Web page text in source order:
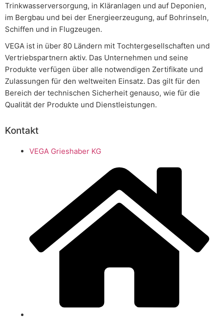
Trinkwasserversorgung, in Kläranlagen und auf Deponien,
im Bergbau und bei der Energieerzeugung, auf Bohrinseln,
Schiffen und in Flugzeugen.
VEGA ist in über 80 Ländern mit Tochtergesellschaften und
Vertriebspartnern aktiv. Das Unternehmen und seine
Produkte verfügen über alle notwendigen Zertifikate und
Zulassungen für den weltweiten Einsatz. Das gilt für den
Bereich der technischen Sicherheit genauso, wie für die
Qualität der Produkte und Dienstleistungen.
Kontakt
VEGA Grieshaber KG